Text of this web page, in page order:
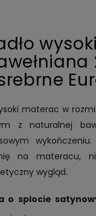
materac w
z naturalnej
wykończeniu.
na materacu,
wygląd.
o splocie